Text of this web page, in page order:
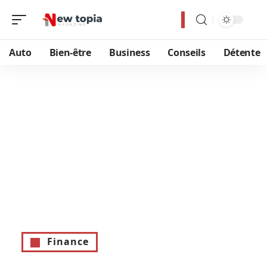
Auto Bien-être Business Conseils Détente
Finance